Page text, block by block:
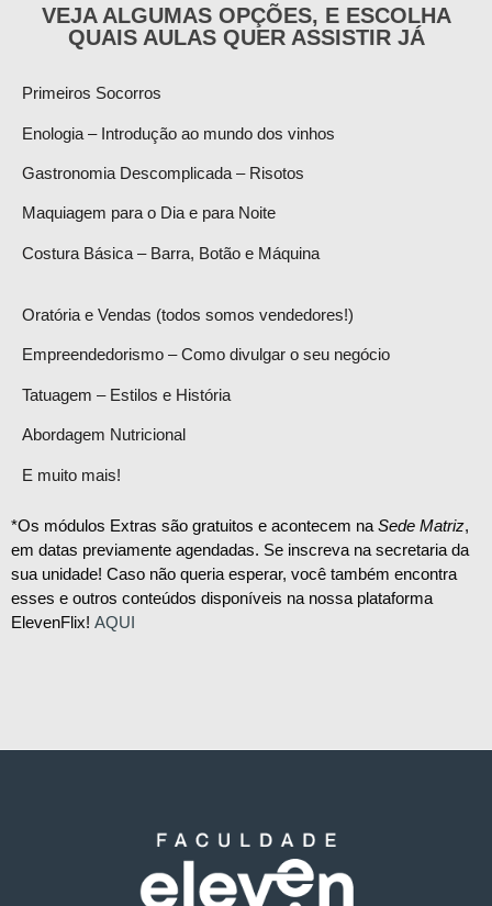
VEJA ALGUMAS OPÇÕES, E ESCOLHA
QUAIS AULAS QUER ASSISTIR JÁ
Primeiros Socorros
Enologia – Introdução ao mundo dos vinhos
Gastronomia Descomplicada – Risotos
Maquiagem para o Dia e para Noite
Costura Básica – Barra, Botão e Máquina
Oratória e Vendas (todos somos vendedores!)
Empreendedorismo – Como divulgar o seu negócio
Tatuagem – Estilos e História
Abordagem Nutricional
E muito mais!
*Os módulos Extras são gratuitos e acontecem na Sede Matriz,
em datas previamente agendadas. Se inscreva na secretaria da
sua unidade! Caso não queria esperar, você também encontra
esses e outros conteúdos disponíveis na nossa plataforma
ElevenFlix! AQUI